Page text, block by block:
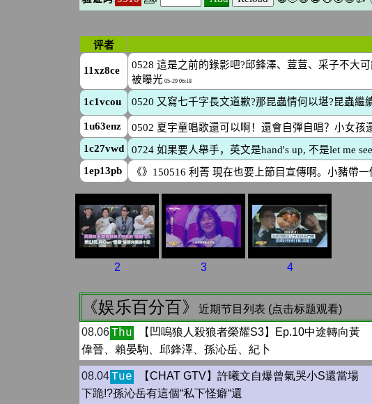
2 3 4
《娱乐百分百》 近期节目列表 (点击标题观看)
08.06 Thu
【凹嗚狼人殺狼者榮耀S3】Ep.10中途轉向黃
偉晉、賴晏駒、邱鋒澤、孫沁岳、紀卜
08.04 Tue
【CHAT GTV】許曦文自爆曾氣哭小S還當場
下跪!?孫沁岳有這個“私下怪癖“還